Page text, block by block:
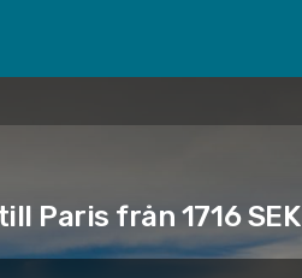
Paris från 1716 SEK